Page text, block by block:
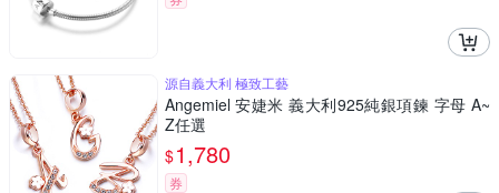
源自義大利 極致工藝
Angemiel 安婕米 義大利925純銀項鍊 字母 A~
Z任選
$1,780
券